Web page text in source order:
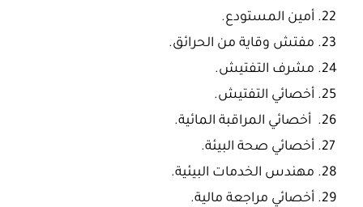
أمين المستودع.
مفتش وقاية من الحرائق.
مشرف التفتيش.
أخصائي التفتيش.
أخصائي المراقبة المائية.
أخصائي صحة البيئة.
مهندس الخدمات البيئية.
أخصائي مراجعة مالية.